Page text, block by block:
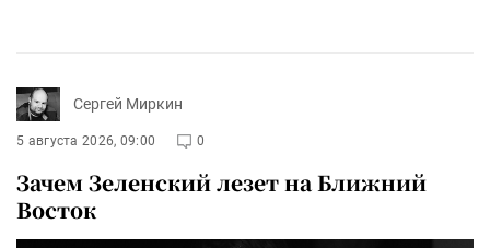
Сергей Миркин
5 августа 2026, 09:00 0
Зачем Зеленский лезет на Ближний
Восток